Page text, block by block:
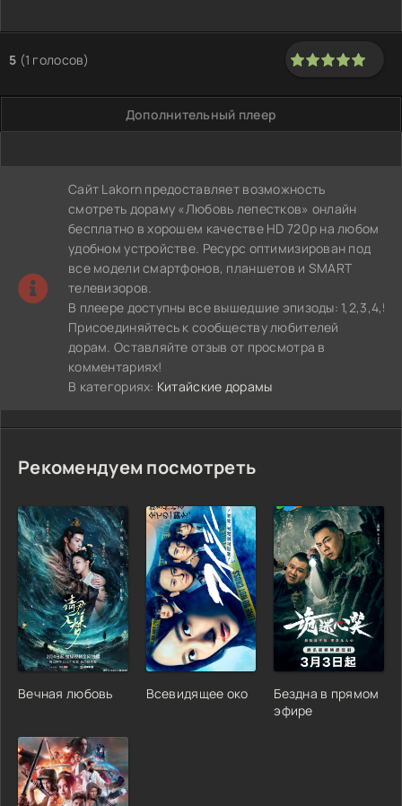
5 (1 голосов)
Дополнительный плеер
Сайт Lakorn предоставляет возможность
смотреть дораму «Любовь лепестков» онлайн
бесплатно в хорошем качестве HD 720p на любом
удобном устройстве. Ресурс оптимизирован под
все модели смартфонов, планшетов и SMART
телевизоров.
В плеере доступны все вышедшие эпизоды:
Присоединяйтесь к сообществу любителей
дорам. Оставляйте отзыв от просмотра в
комментариях!
В категориях: Китайские дорамы
Рекомендуем посмотреть
Вечная любовь Всевидящее око
Бездна в прямом
эфире